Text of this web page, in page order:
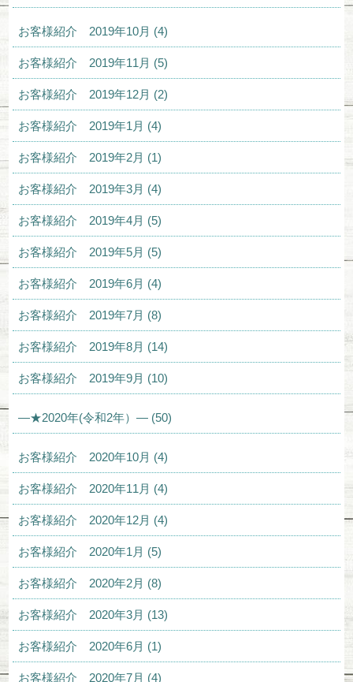
お客様紹介 2019年10月 (4)
お客様紹介 2019年11月 (5)
お客様紹介 2019年12月 (2)
お客様紹介 2019年1月 (4)
お客様紹介 2019年2月 (1)
お客様紹介 2019年3月 (4)
お客様紹介 2019年4月 (5)
お客様紹介 2019年5月 (5)
お客様紹介 2019年6月 (4)
お客様紹介 2019年7月 (8)
お客様紹介 2019年8月 (14)
お客様紹介 2019年9月 (10)
—★2020年(令和2年）— (50)
お客様紹介 2020年10月 (4)
お客様紹介 2020年11月 (4)
お客様紹介 2020年12月 (4)
お客様紹介 2020年1月 (5)
お客様紹介 2020年2月 (8)
お客様紹介 2020年3月 (13)
お客様紹介 2020年6月 (1)
お客様紹介 2020年7月 (4)